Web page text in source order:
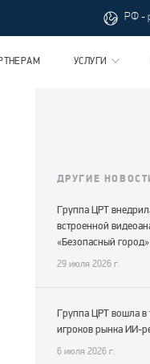
РФ -
УСЛУГИ
ДРУГИЕ
Группа ЦРТ
встроенной
«Безопасный
29 июля 2026 г.
Группа ЦРТ вошла в
игроков рынка ИИ-
6 июля 2026 г.